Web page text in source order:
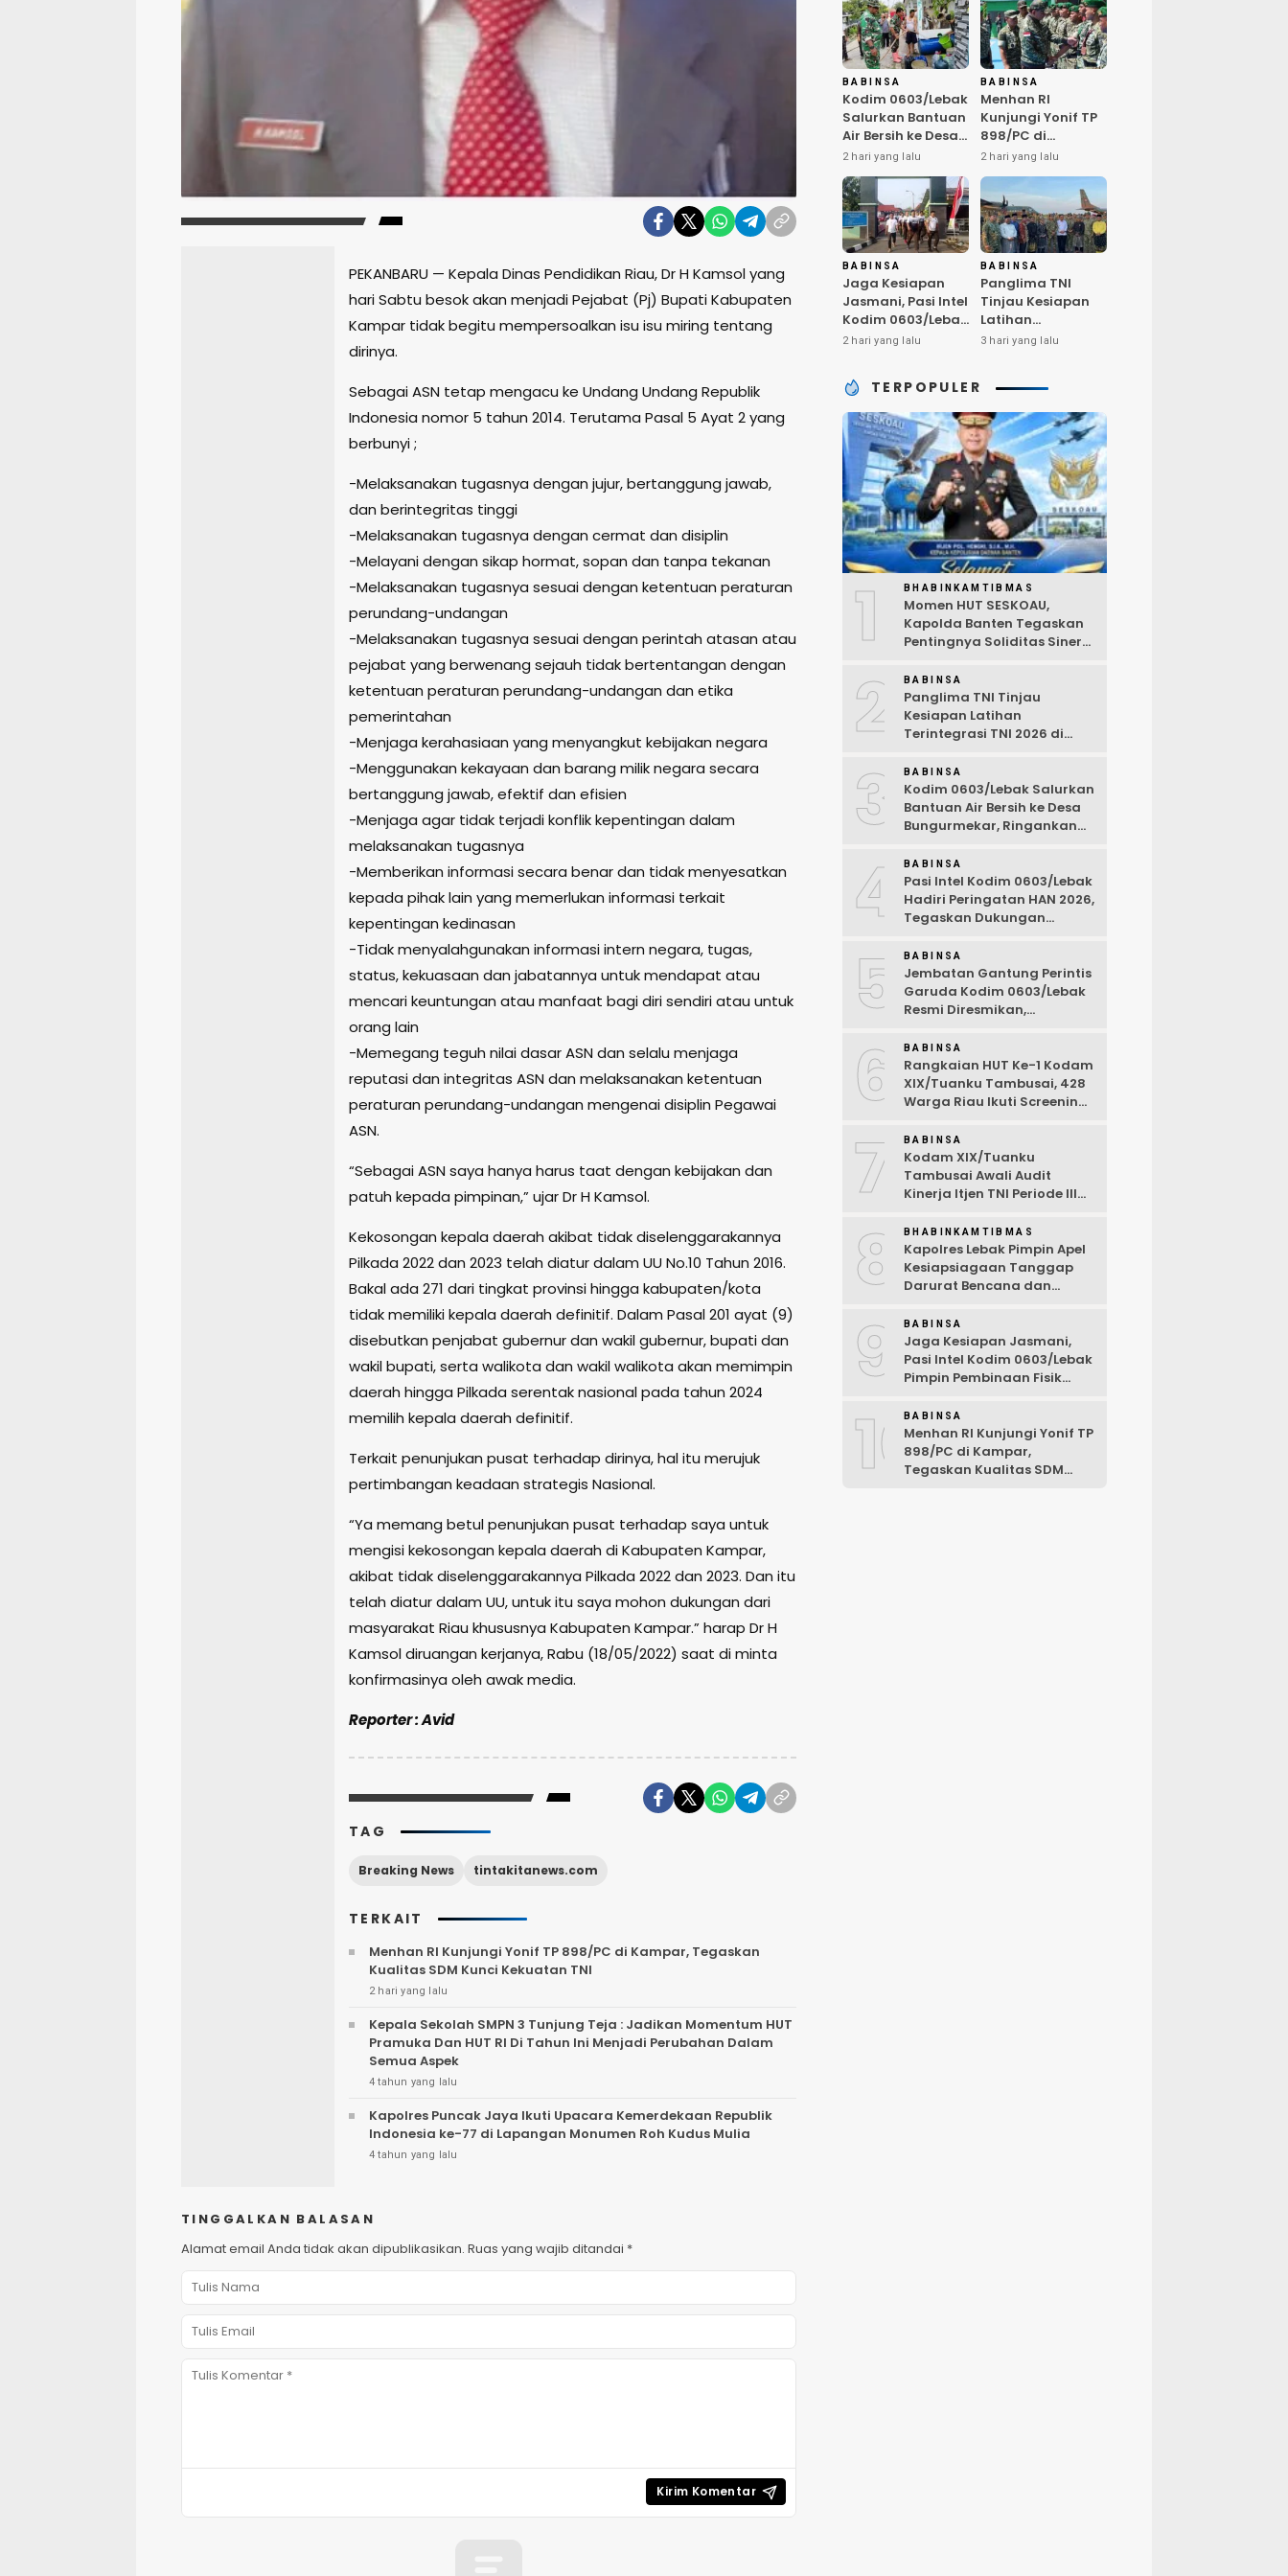
PEKANBARU — Kepala Dinas Pendidikan Riau, Dr H Kamsol yang
hari Sabtu besok akan menjadi Pejabat (Pj) Bupati Kabupaten
Kampar tidak begitu mempersoalkan isu isu miring tentang
dirinya.
Sebagai ASN tetap mengacu ke Undang Undang Republik
Indonesia nomor 5 tahun 2014. Terutama Pasal 5 Ayat 2 yang
berbunyi ;
-Melaksanakan tugasnya dengan jujur, bertanggung jawab,
dan berintegritas tinggi
-Melaksanakan tugasnya dengan cermat dan disiplin
-Melayani dengan sikap hormat, sopan dan tanpa tekanan
-Melaksanakan tugasnya sesuai dengan ketentuan peraturan
perundang-undangan
-Melaksanakan tugasnya sesuai dengan perintah atasan atau
pejabat yang berwenang sejauh tidak bertentangan dengan
ketentuan peraturan perundang-undangan dan etika
pemerintahan
-Menjaga kerahasiaan yang menyangkut kebijakan negara
-Menggunakan kekayaan dan barang milik negara secara
bertanggung jawab, efektif dan efisien
-Menjaga agar tidak terjadi konflik kepentingan dalam
melaksanakan tugasnya
-Memberikan informasi secara benar dan tidak menyesatkan
kepada pihak lain yang memerlukan informasi terkait
kepentingan kedinasan
-Tidak menyalahgunakan informasi intern negara, tugas,
status, kekuasaan dan jabatannya untuk mendapat atau
mencari keuntungan atau manfaat bagi diri sendiri atau untuk
orang lain
-Memegang teguh nilai dasar ASN dan selalu menjaga
reputasi dan integritas ASN dan melaksanakan ketentuan
peraturan perundang-undangan mengenai disiplin Pegawai
ASN.
“Sebagai ASN saya hanya harus taat dengan kebijakan dan
patuh kepada pimpinan,” ujar Dr H Kamsol.
Kekosongan kepala daerah akibat tidak diselenggarakannya
Pilkada 2022 dan 2023 telah diatur dalam UU No.10 Tahun 2016.
Bakal ada 271 dari tingkat provinsi hingga kabupaten/kota
tidak memiliki kepala daerah definitif. Dalam Pasal 201 ayat (9)
disebutkan penjabat gubernur dan wakil gubernur, bupati dan
wakil bupati, serta walikota dan wakil walikota akan memimpin
daerah hingga Pilkada serentak nasional pada tahun 2024
memilih kepala daerah definitif.
Terkait penunjukan pusat terhadap dirinya, hal itu merujuk
pertimbangan keadaan strategis Nasional.
“Ya memang betul penunjukan pusat terhadap saya untuk
mengisi kekosongan kepala daerah di Kabupaten Kampar,
akibat tidak diselenggarakannya Pilkada 2022 dan 2023. Dan itu
telah diatur dalam UU, untuk itu saya mohon dukungan dari
masyarakat Riau khususnya Kabupaten Kampar.” harap Dr H
Kamsol diruangan kerjanya, Rabu (18/05/2022) saat di minta
konfirmasinya oleh awak media.
Reporter : Avid
TAG
Breaking News tintakitanews.com
TERKAIT
Menhan RI Kunjungi Yonif TP 898/PC di Kampar, Tegaskan
Kualitas SDM Kunci Kekuatan TNI
2 hari yang lalu
Kepala Sekolah SMPN 3 Tunjung Teja : Jadikan Momentum HUT
Pramuka Dan HUT RI Di Tahun Ini Menjadi Perubahan Dalam
Semua Aspek
4 tahun yang lalu
Kapolres Puncak Jaya Ikuti Upacara Kemerdekaan Republik
Indonesia ke-77 di Lapangan Monumen Roh Kudus Mulia
4 tahun yang lalu
TINGGALKAN BALASAN
Alamat email Anda tidak akan dipublikasikan. Ruas yang wajib ditandai *
BABINSA
Kodim 0603/Lebak
Salurkan Bantuan
Air Bersih ke Desa
Bungurmekar,
Ringankan Beban
Warga
Terdampak
Kemarau
2 hari yang lalu
BABINSA
Menhan RI
Kunjungi Yonif TP
898/PC di
Kampar,
Tegaskan
Kualitas SDM
Kunci Kekuatan
TNI
2 hari yang lalu
BABINSA
Jaga Kesiapan
Jasmani, Pasi Intel
Kodim 0603/Lebak
Pimpin Pembinaan
2 hari yang lalu
BABINSA
Panglima TNI
Tinjau Kesiapan
Latihan
Terintegrasi TNI
3 hari yang lalu
TERPOPULER
1 BHABINKAMTIBMAS
Momen HUT SESKOAU,
Kapolda Banten Tegaskan
Pentingnya Soliditas Sinergi
2 BABINSA
Panglima TNI Tinjau
Kesiapan Latihan
Terintegrasi TNI 2026 di
3 BABINSA
Kodim 0603/Lebak Salurkan
Bantuan Air Bersih ke Desa
Bungurmekar, Ringankan
Kemarau
4 BABINSA
Pasi Intel Kodim 0603/Lebak
Hadiri Peringatan HAN 2026,
Tegaskan Dukungan
Ramah Anak
5 BABINSA
Jembatan Gantung Perintis
Garuda Kodim 0603/Lebak
Resmi Diresmikan,
Desa Wanasalam
6 BABINSA
Rangkaian HUT Ke-1 Kodam
XIX/Tuanku Tambusai, 428
Warga Riau Ikuti Screening
7 BABINSA
Kodam XIX/Tuanku
Tambusai Awali Audit
Kinerja Itjen TNI Periode III
8 BHABINKAMTIBMAS
Kapolres Lebak Pimpin Apel
Kesiapsiagaan Tanggap
Darurat Bencana dan
9 BABINSA
Jaga Kesiapan Jasmani,
Pasi Intel Kodim 0603/Lebak
Pimpin Pembinaan Fisik
10BABINSA
Menhan RI Kunjungi Yonif TP
898/PC di Kampar,
Tegaskan Kualitas SDM